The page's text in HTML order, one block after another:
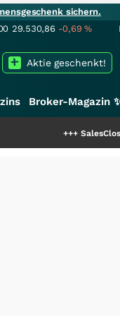
sichern.
29.530,86 -0,69%
Aktie geschenkt!
Broker-Magazin
SalesCloser